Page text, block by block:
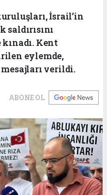
İsrail’in
Kent
eylemde,
verildi.
ABONE OL